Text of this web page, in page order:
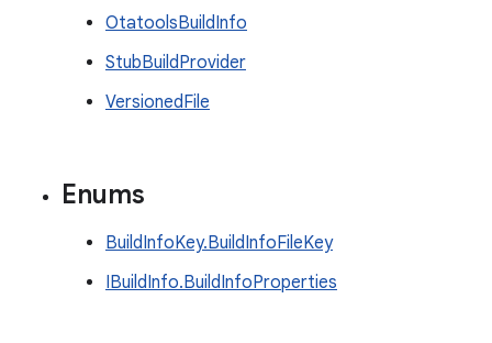
OtatoolsBuildInfo
StubBuildProvider
VersionedFile
Enums
BuildInfoKey.BuildInfoFileKey
IBuildInfo.BuildInfoProperties